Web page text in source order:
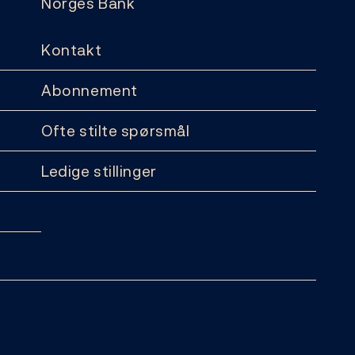
Kontakt
Abonnement
Ofte stilte spørsmål
Ledige stillinger